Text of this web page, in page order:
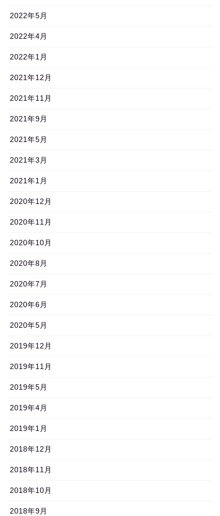
2022年5月
2022年4月
2022年1月
2021年12月
2021年11月
2021年9月
2021年5月
2021年3月
2021年1月
2020年12月
2020年11月
2020年10月
2020年8月
2020年7月
2020年6月
2020年5月
2019年12月
2019年11月
2019年5月
2019年4月
2019年1月
2018年12月
2018年11月
2018年10月
2018年9月